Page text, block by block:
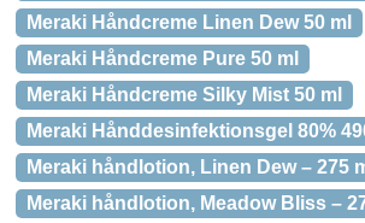
Meraki Håndcreme Linen Dew 50 ml
Meraki Håndcreme Pure 50 ml
Meraki Håndcreme Silky Mist 50 ml
Meraki Hånddesinfektionsgel 80%
Meraki håndlotion, Linen Dew – 275
Meraki håndlotion, Meadow Bliss –